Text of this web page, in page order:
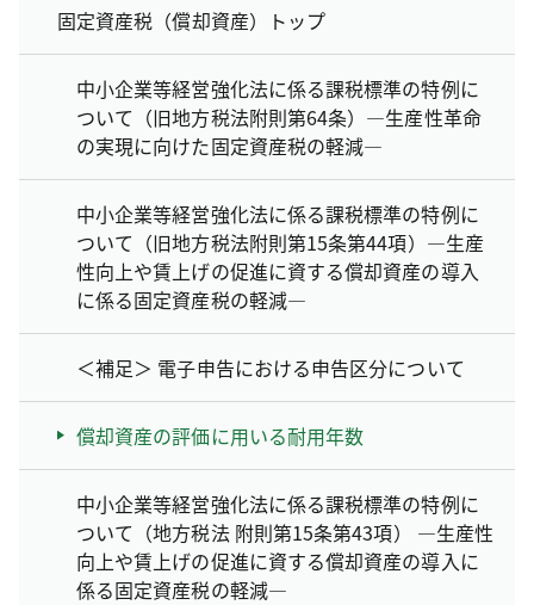
固定資産税（償却資産）トップ
中小企業等経営強化法に係る課税標準の特例に
ついて（旧地方税法附則第64条）―生産性革命
の実現に向けた固定資産税の軽減―
中小企業等経営強化法に係る課税標準の特例に
ついて（旧地方税法附則第15条第44項）―生産
性向上や賃上げの促進に資する償却資産の導入
に係る固定資産税の軽減―
＜補足＞ 電子申告における申告区分について
償却資産の評価に用いる耐用年数
中小企業等経営強化法に係る課税標準の特例に
ついて（地方税法 附則第15条第43項） ―生産性
向上や賃上げの促進に資する償却資産の導入に
係る固定資産税の軽減―